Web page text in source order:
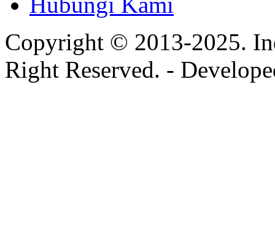
Copyright © 2013-2025.
Right Reserved. -